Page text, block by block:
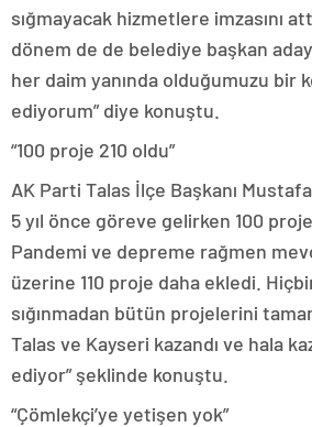
sığmayacak hizmetlere imzasını
dönem de de belediye başkan
her daim yanında olduğumuzu bir
ediyorum” diye konuştu.
“100 proje 210 oldu”
AK Parti Talas İlçe Başkanı Mustafa
5 yıl önce göreve gelirken 100 proje
Pandemi ve depreme rağmen
üzerine 110 proje daha ekledi.
sığınmadan bütün projelerini
Talas ve Kayseri kazandı ve hala
ediyor” şeklinde konuştu.
“Çömlekçi’ye yetişen yok”